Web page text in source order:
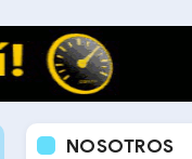
NOSOTROS